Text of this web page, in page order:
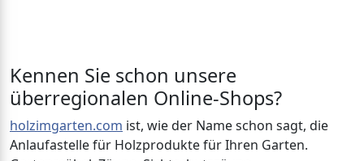
Kennen Sie schon unsere
überregionalen Online-Shops?
holzimgarten.com ist, wie der Name schon sagt, die
Anlaufastelle für Holzprodukte für Ihren Garten.